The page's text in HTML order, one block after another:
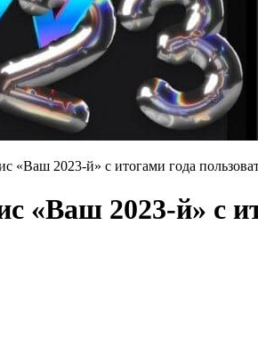
«Ваш 2023-й» с итогами года
«Ваш 2023-й» с